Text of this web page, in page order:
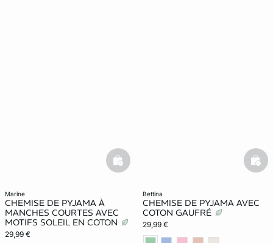
marine
CHEMISE DE PYJAMA À
MANCHES COURTES AVEC
MOTIFS SOLEIL EN COTON
29,99 €
basketfull
bettina
CHEMISE DE PYJAMA AVEC
COTON GAUFRÉ
29,99 €